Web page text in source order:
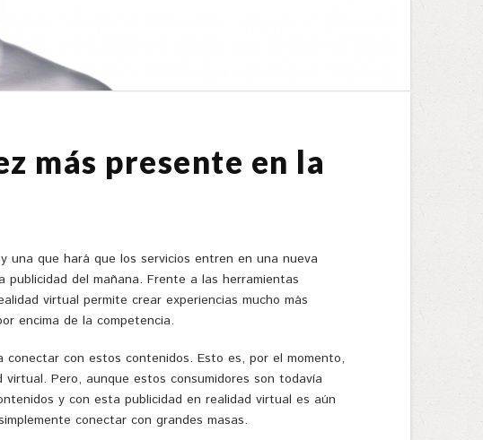
más presente en la
una que hará que los servicios entren en una nueva
del mañana. Frente a las herramientas
virtual permite crear experiencias mucho más
encima de la competencia.
con estos contenidos. Esto es, por el momento,
Pero, aunque estos consumidores son todavía
y con esta publicidad en realidad virtual es aún
conectar con grandes masas.